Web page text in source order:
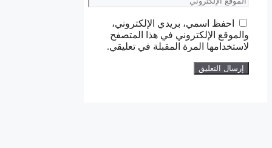
احفظ اسمي، بريدي الإلكتروني،
والموقع الإلكتروني في هذا المتصفح
لاستخدامها المرة المقبلة في تعليقي.